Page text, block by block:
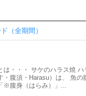
（全期間）
は・・・ サケのハラス焼 ハ
・腹須・Harasu）は、 魚の
※腹身（はらみ）」...